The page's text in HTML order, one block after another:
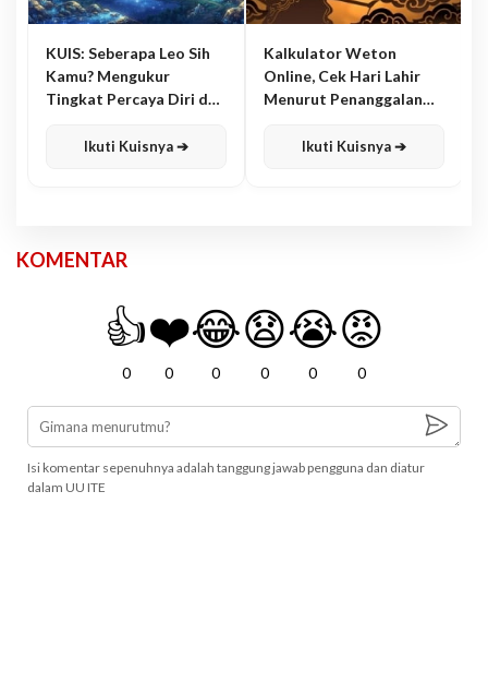
KUIS: Seberapa Leo Sih
Kamu? Mengukur
Tingkat Percaya Diri dan
Ikuti Kuisnya ➔
Kalkulator Weton
Online, Cek Hari Lahir
Menurut Penanggalan
Ikuti Kuisnya ➔
KOMENTAR
👍
0
❤️
0
😂
0
😧
0
😭
0
😡
0
Isi komentar sepenuhnya adalah tanggung jawab pengguna dan diatur
dalam UU ITE